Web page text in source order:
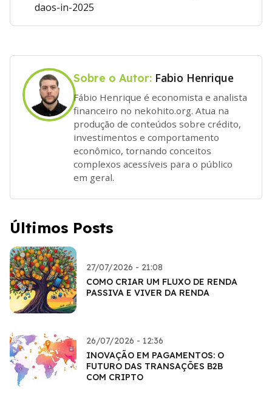
daos-in-2025
Sobre o Autor: Fabio Henrique
Fábio Henrique é economista e analista
financeiro no nekohito.org. Atua na
produção de conteúdos sobre crédito,
investimentos e comportamento
econômico, tornando conceitos
complexos acessíveis para o público
em geral.
Últimos Posts
27/07/2026 - 21:08
COMO CRIAR UM FLUXO DE RENDA
PASSIVA E VIVER DA RENDA
26/07/2026 - 12:36
INOVAÇÃO EM PAGAMENTOS: O
FUTURO DAS TRANSAÇÕES B2B
COM CRIPTO